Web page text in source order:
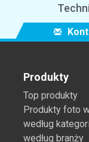
Produkty
Top produkty
Produkty foto
według
według branży